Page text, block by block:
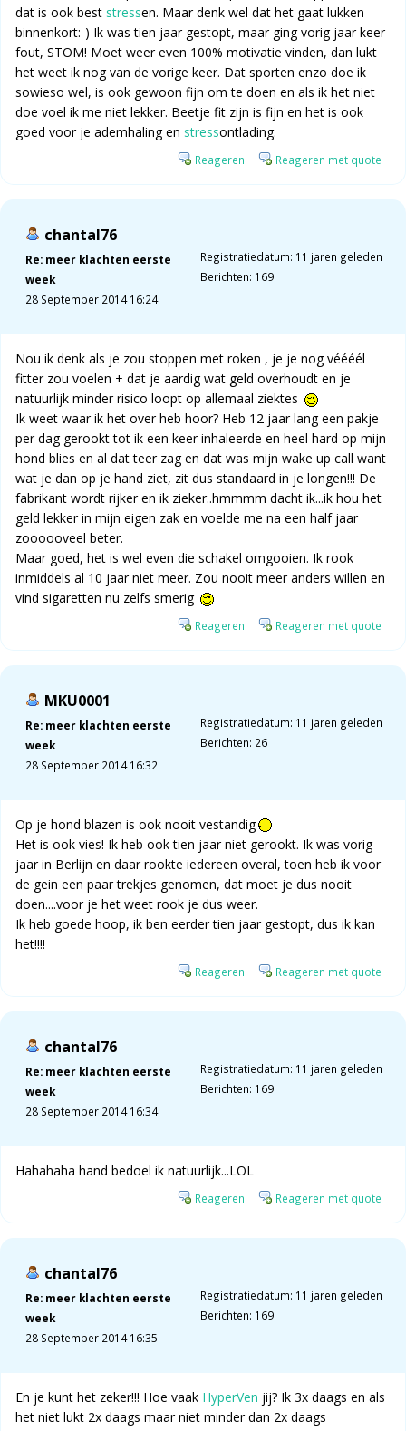
dat is ook best stressen. Maar denk wel dat het gaat lukken
binnenkort:-) Ik was tien jaar gestopt, maar ging vorig jaar keer
fout, STOM! Moet weer even 100% motivatie vinden, dan lukt
het weet ik nog van de vorige keer. Dat sporten enzo doe ik
sowieso wel, is ook gewoon fijn om te doen en als ik het niet
doe voel ik me niet lekker. Beetje fit zijn is fijn en het is ook
goed voor je ademhaling en stressontlading.
Reageren Reageren met quote
chantal76
Re: meer klachten eerste
week
28 September 2014 16:24
Registratiedatum: 11 jaren geleden
Berichten: 169
Nou ik denk als je zou stoppen met roken , je je nog véééél
fitter zou voelen + dat je aardig wat geld overhoudt en je
natuurlijk minder risico loopt op allemaal ziektes
Ik weet waar ik het over heb hoor? Heb 12 jaar lang een pakje
per dag gerookt tot ik een keer inhaleerde en heel hard op mijn
hond blies en al dat teer zag en dat was mijn wake up call want
wat je dan op je hand ziet, zit dus standaard in je longen!!! De
fabrikant wordt rijker en ik zieker..hmmmm dacht ik...ik hou het
geld lekker in mijn eigen zak en voelde me na een half jaar
zoooooveel beter.
Maar goed, het is wel even die schakel omgooien. Ik rook
inmiddels al 10 jaar niet meer. Zou nooit meer anders willen en
vind sigaretten nu zelfs smerig
Reageren Reageren met quote
MKU0001
Re: meer klachten eerste
week
28 September 2014 16:32
Registratiedatum: 11 jaren geleden
Berichten: 26
Op je hond blazen is ook nooit vestandig
Het is ook vies! Ik heb ook tien jaar niet gerookt. Ik was vorig
jaar in Berlijn en daar rookte iedereen overal, toen heb ik voor
de gein een paar trekjes genomen, dat moet je dus nooit
doen....voor je het weet rook je dus weer.
Ik heb goede hoop, ik ben eerder tien jaar gestopt, dus ik kan
het!!!!
Reageren Reageren met quote
chantal76
Re: meer klachten eerste
week
28 September 2014 16:34
Registratiedatum: 11 jaren geleden
Berichten: 169
Hahahaha hand bedoel ik natuurlijk...LOL
Reageren Reageren met quote
chantal76
Re: meer klachten eerste
week
28 September 2014 16:35
Registratiedatum: 11 jaren geleden
Berichten: 169
En je kunt het zeker!!! Hoe vaak HyperVen jij? Ik 3x daags en als
het niet lukt 2x daags maar niet minder dan 2x daags